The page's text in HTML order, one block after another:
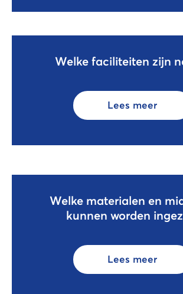
Welke faciliteiten zijn
Lees meer
Welke materialen en
kunnen worden
Lees meer